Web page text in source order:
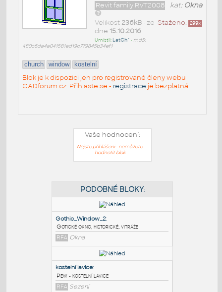
kat: Okna
Revit family RVT2008
Staženo: 299x
Velikost 236kB• ze
dne 15.10.2016
Umístil: LatCh^ • md5:
480c6da4a041581ed19c779845b34ef1
church window kostelní
Blok je k dispozici jen pro registrované členy webu
CADforum.cz. Přihlaste se - registrace je bezplatná.
Vaše hodnocení:
Nejste přihlášeni - nemůžete
hodnotit blok